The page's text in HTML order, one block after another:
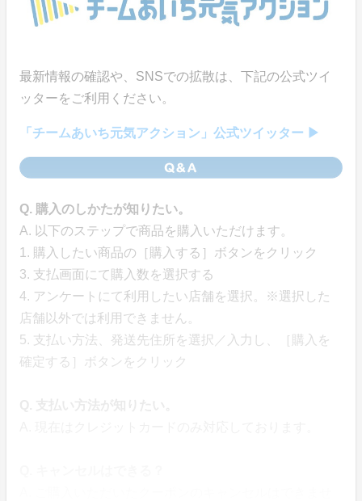
最新情報の確認や、SNSでの拡散は、下記の公式ツイ
ッターをご利用ください。
「チームあいち元気アクション」公式ツイッター ▶
Q. 購入のしかたが知りたい。
A. 以下のステップで商品を購入いただけます。
1. 購入したい商品の［購入する］ボタンをクリック
3. 支払画面にて購入数を選択する
4. アンケートにて利用したい店舗を選択。※選択した
店舗以外では利用できません。
5. 支払い方法、発送先住所を選択／入力し、［購入を
確定する］ボタンをクリック